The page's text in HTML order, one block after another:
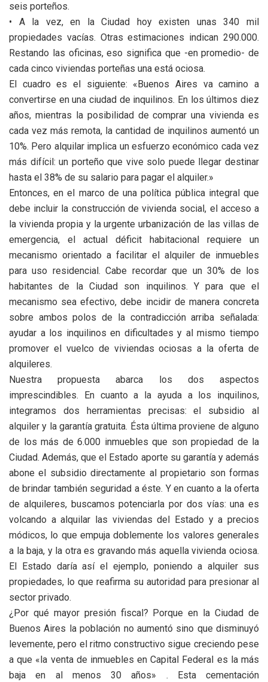
seis porteños.
• A la vez, en la Ciudad hoy existen unas 340 mil
propiedades vacías. Otras estimaciones indican 290.000.
Restando las oficinas, eso significa que -en promedio- de
cada cinco viviendas porteñas una está ociosa.
El cuadro es el siguiente: «Buenos Aires va camino a
convertirse en una ciudad de inquilinos. En los últimos diez
años, mientras la posibilidad de comprar una vivienda es
cada vez más remota, la cantidad de inquilinos aumentó un
10%. Pero alquilar implica un esfuerzo económico cada vez
más difícil: un porteño que vive solo puede llegar destinar
hasta el 38% de su salario para pagar el alquiler.»
Entonces, en el marco de una política pública integral que
debe incluir la construcción de vivienda social, el acceso a
la vivienda propia y la urgente urbanización de las villas de
emergencia, el actual déficit habitacional requiere un
mecanismo orientado a facilitar el alquiler de inmuebles
para uso residencial. Cabe recordar que un 30% de los
habitantes de la Ciudad son inquilinos. Y para que el
mecanismo sea efectivo, debe incidir de manera concreta
sobre ambos polos de la contradicción arriba señalada:
ayudar a los inquilinos en dificultades y al mismo tiempo
promover el vuelco de viviendas ociosas a la oferta de
alquileres.
Nuestra propuesta abarca los dos aspectos
imprescindibles. En cuanto a la ayuda a los inquilinos,
integramos dos herramientas precisas: el subsidio al
alquiler y la garantía gratuita. Ésta última proviene de alguno
de los más de 6.000 inmuebles que son propiedad de la
Ciudad. Además, que el Estado aporte su garantía y además
abone el subsidio directamente al propietario son formas
de brindar también seguridad a éste. Y en cuanto a la oferta
de alquileres, buscamos potenciarla por dos vías: una es
volcando a alquilar las viviendas del Estado y a precios
módicos, lo que empuja doblemente los valores generales
a la baja, y la otra es gravando más aquella vivienda ociosa.
El Estado daría así el ejemplo, poniendo a alquiler sus
propiedades, lo que reafirma su autoridad para presionar al
sector privado.
¿Por qué mayor presión fiscal? Porque en la Ciudad de
Buenos Aires la población no aumentó sino que disminuyó
levemente, pero el ritmo constructivo sigue creciendo pese
a que «la venta de inmuebles en Capital Federal es la más
baja en al menos 30 años» . Esta cementación